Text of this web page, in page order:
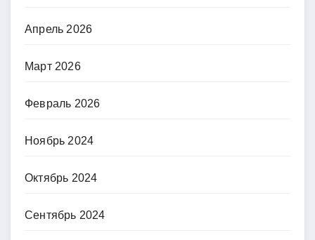
Апрель 2026
Март 2026
Февраль 2026
Ноябрь 2024
Октябрь 2024
Сентябрь 2024